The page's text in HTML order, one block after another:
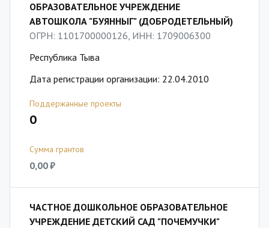
ОБРАЗОВАТЕЛЬНОЕ УЧРЕЖДЕНИЕ
АВТОШКОЛА "БУЯННЫГ" (ДОБРОДЕТЕЛЬНЫЙ)
ОГРН: 1101700000126, ИНН: 1709006300
Республика Тыва
Дата регистрации организации: 22.04.2010
Поддержанные проекты
0
Сумма грантов
0,00 ₽
ЧАСТНОЕ ДОШКОЛЬНОЕ ОБРАЗОВАТЕЛЬНОЕ
УЧРЕЖДЕНИЕ ДЕТСКИЙ САД "ПОЧЕМУЧКИ"